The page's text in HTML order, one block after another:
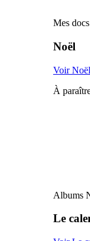
Mes
Noël
Voir Noël
À
Albums
Le